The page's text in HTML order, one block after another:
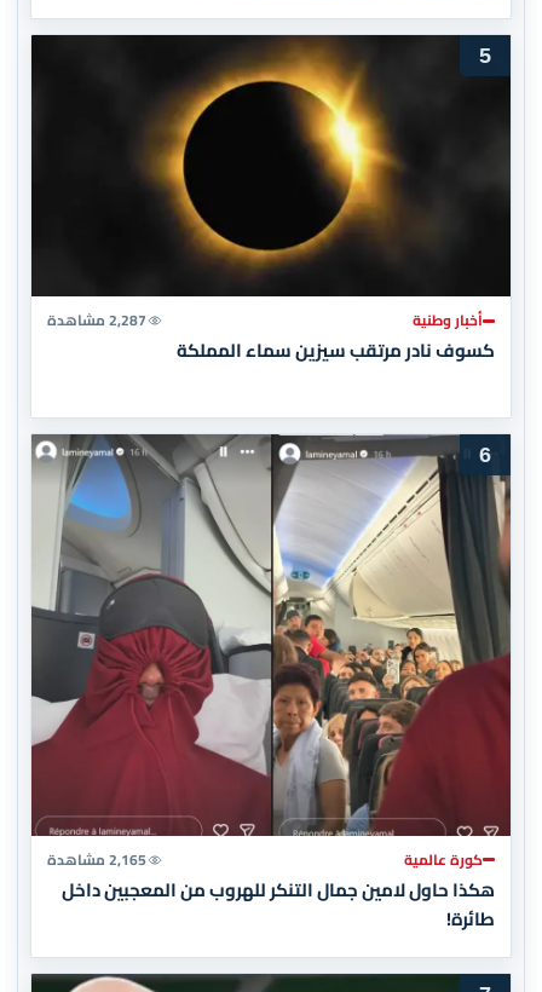
5
أخبار وطنية 2,287 مشاهدة
كسوف نادر مرتقب سيزين سماء المملكة
6
كورة عالمية 2,165 مشاهدة
هكذا حاول لامين جمال التنكر للهروب من المعجبين داخل
طائرة!